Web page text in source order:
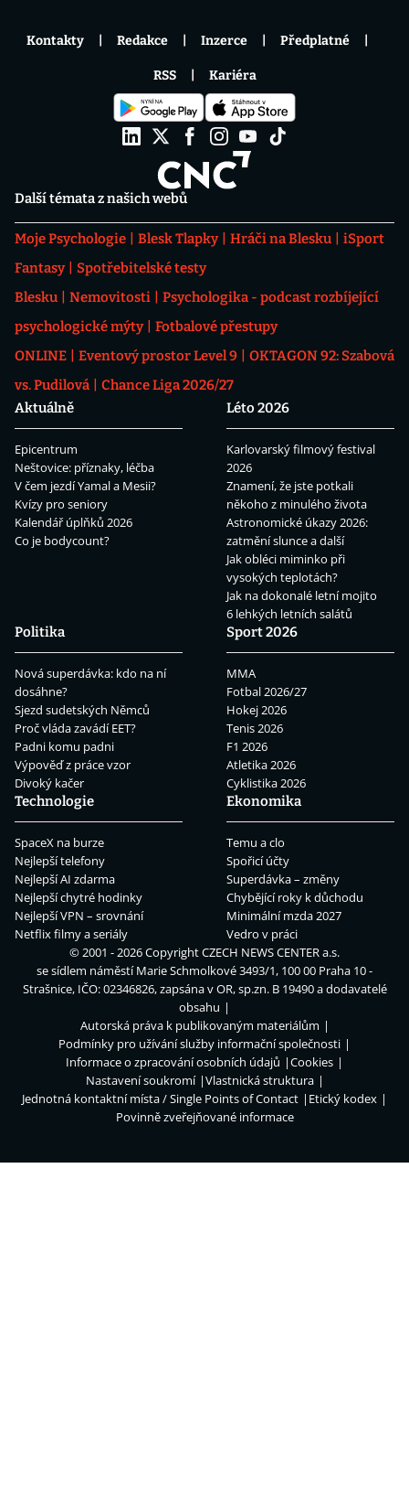
Další témata z našich webů
Moje Psychologie Blesk Tlapky Hráči na Blesku
iSport
Fantasy
Spotřebitelské testy
Blesku
Nemovitosti
Psychologika - podcast rozbíjející
psychologické mýty
Fotbalové přestupy
ONLINE
Eventový prostor Level 9
OKTAGON 92: Szabová
vs. Pudilová
Chance Liga 2026/27
Aktuálně
Epicentrum
Neštovice: příznaky, léčba
V čem jezdí Yamal a Mesii?
Kvízy pro seniory
Kalendář úplňků 2026
Co je bodycount?
Léto 2026
Karlovarský filmový festival
2026
Znamení, že jste potkali
někoho z minulého života
Astronomické úkazy 2026:
zatmění slunce a další
Jak obléci miminko při
vysokých teplotách?
Jak na dokonalé letní mojito
6 lehkých letních salátů
Politika
Nová superdávka: kdo na ní
dosáhne?
Sjezd sudetských Němců
Proč vláda zavádí EET?
Padni komu padni
Výpověď z práce vzor
Divoký kačer
Sport 2026
MMA
Fotbal 2026/27
Hokej 2026
Tenis 2026
F1 2026
Atletika 2026
Cyklistika 2026
Technologie
SpaceX na burze
Nejlepší telefony
Nejlepší AI zdarma
Nejlepší chytré hodinky
Nejlepší VPN – srovnání
Netflix filmy a seriály
Ekonomika
Temu a clo
Spořicí účty
Superdávka – změny
Chybějící roky k důchodu
Minimální mzda 2027
Vedro v práci
Kontakty Redakce Inzerce Předplatné
RSS Kariéra
© 2001 - 2026 CopyrightCZECH NEWS CENTER a.s.
se sídlem náměstí Marie Schmolkové 3493/1, 100 00 Praha 10 -
Strašnice, IČO: 02346826, zapsána v OR, sp.zn. B 19490 a dodavatelé
obsahu
Autorská práva k publikovaným materiálům
Podmínky pro užívání služby informační společnosti
Informace o zpracování osobních údajů
Cookies
Nastavení soukromí
Vlastnická struktura
Jednotná kontaktní místa / Single Points of Contact
Etický kodex
Povinně zveřejňované informace